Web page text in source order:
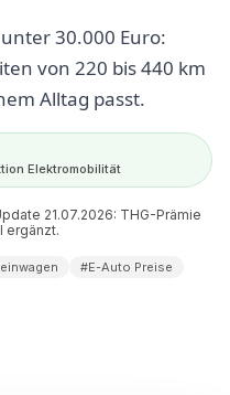
30.000 Euro:
von 220 bis 440 km
Alltag passt.
Elektromobilität
21.07.2026: THG-Prämie
ergänzt.
#E-Auto Preise